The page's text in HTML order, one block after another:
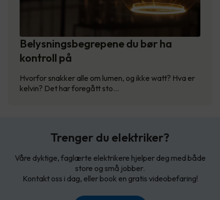
Belysningsbegrepene du bør ha
kontroll på
Hvorfor snakker alle om lumen, og ikke watt? Hva er
kelvin? Det har foregått sto…
Trenger du elektriker?
Våre dyktige, faglærte elektrikere hjelper deg med både
store og små jobber.
Kontakt oss i dag, eller book en gratis videobefaring!